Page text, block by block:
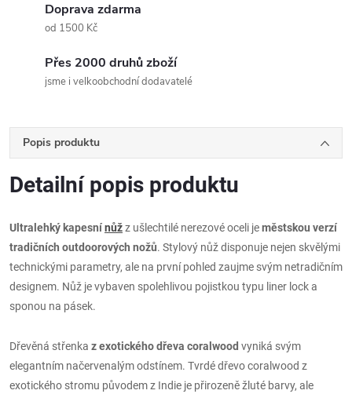
Doprava zdarma
od 1500 Kč
Přes 2000 druhů zboží
jsme i velkoobchodní dodavatelé
Popis produktu
Detailní popis produktu
Ultralehký kapesnínůžz ušlechtilé nerezové oceli jeměstskou verzí
tradičních outdoorových nožů. Stylový nůž disponuje nejen skvělými
technickými parametry, ale na první pohled zaujme svým netradičním
designem. Nůž je vybaven spolehlivou pojistkou typu liner lock a
sponou na pásek.
Dřevěná střenka z exotického dřeva coralwood vyniká svým
elegantním načervenalým odstínem. Tvrdé dřevo coralwood z
exotického stromu původem z Indie je přirozeně žluté barvy, ale